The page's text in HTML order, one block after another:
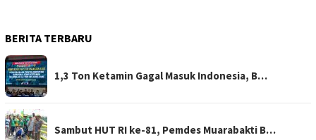
BERITA TERBARU
1,3 Ton Ketamin Gagal Masuk Indonesia, B…
Sambut HUT RI ke-81, Pemdes Muarabakti B…